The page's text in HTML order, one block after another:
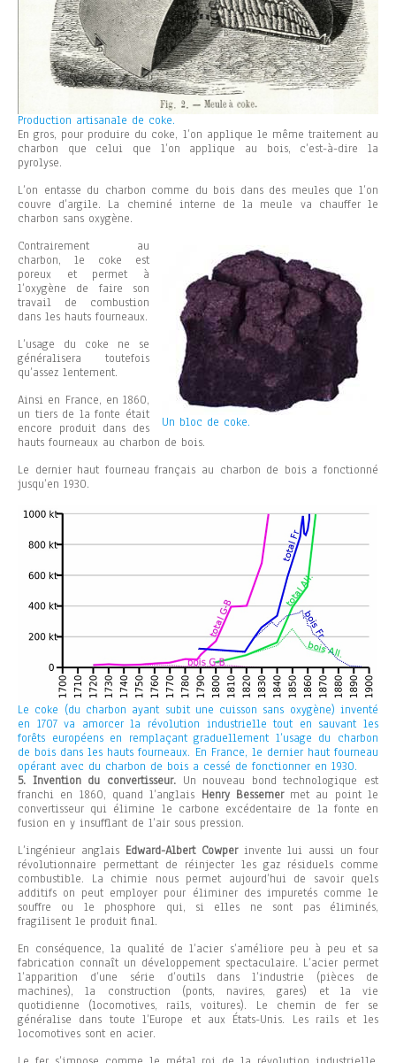
Production artisanale de coke.
En gros, pour produire du coke, l’on applique le même traitement au
charbon que celui que l’on applique au bois, c’est-à-dire la
pyrolyse.
L’on entasse du charbon comme du bois dans des meules que l’on
couvre d’argile. La cheminé interne de la meule va chauffer le
charbon sans oxygène.
Un bloc de coke.
Contrairement au
charbon, le coke est
poreux et permet à
l’oxygène de faire son
travail de combustion
dans les hauts fourneaux.
L’usage du coke ne se
généralisera toutefois
qu’assez lentement.
Ainsi en France, en 1860,
un tiers de la fonte était
encore produit dans des
hauts fourneaux au charbon de bois.
Le dernier haut fourneau français au charbon de bois a fonctionné
jusqu’en 1930.
Le coke (du charbon ayant subit une cuisson sans oxygène) inventé
en 1707 va amorcer la révolution industrielle tout en sauvant les
forêts européens en remplaçant graduellement l’usage du charbon
de bois dans les hauts fourneaux. En France, le dernier haut fourneau
opérant avec du charbon de bois a cessé de fonctionner en 1930.
5. Invention du convertisseur.Un nouveau bond technologique est
franchi en 1860, quand l’anglais Henry Bessemermet au point le
convertisseur qui élimine le carbone excédentaire de la fonte en
fusion en y insufflant de l’air sous pression.
L’ingénieur anglais Edward-Albert Cowperinvente lui aussi un four
révolutionnaire permettant de réinjecter les gaz résiduels comme
combustible. La chimie nous permet aujourd’hui de savoir quels
additifs on peut employer pour éliminer des impuretés comme le
souffre ou le phosphore qui, si elles ne sont pas éliminés,
fragilisent le produit final.
En conséquence, la qualité de l’acier s’améliore peu à peu et sa
fabrication connaît un développement spectaculaire. L’acier permet
l’apparition d’une série d’outils dans l’industrie (pièces de
machines), la construction (ponts, navires, gares) et la vie
quotidienne (locomotives, rails, voitures). Le chemin de fer se
généralise dans toute l’Europe et aux États-Unis. Les rails et les
locomotives sont en acier.